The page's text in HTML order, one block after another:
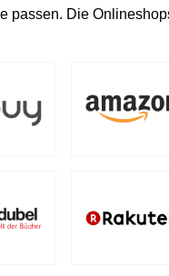
passen. Die